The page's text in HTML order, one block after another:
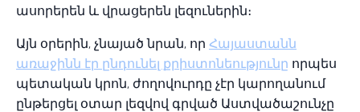
ասորերեն և վրացերեն լեզուներին։
Այն օրերին, չնայած նրան, որ Հայաստանն
առաջինն էր ընդունել քրիստոնեությունը որպես
պետական կրոն, ժողովուրդը չէր կարողանում
ընթերցել օտար լեզվով գրված Աստվածաշունչը